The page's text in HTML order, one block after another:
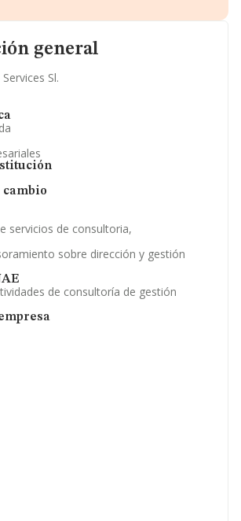
general
Sl.
servicios de consultoria,
sobre dirección y gestión
de consultoría de gestión
oficial y registral complementaria.